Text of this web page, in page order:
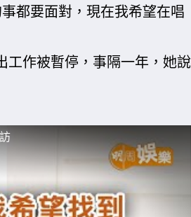
都要面對，現在我希望在唱
工作被暫停，事隔一年，她說